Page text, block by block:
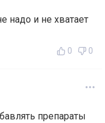
надо и не хватает
0 0
препараты